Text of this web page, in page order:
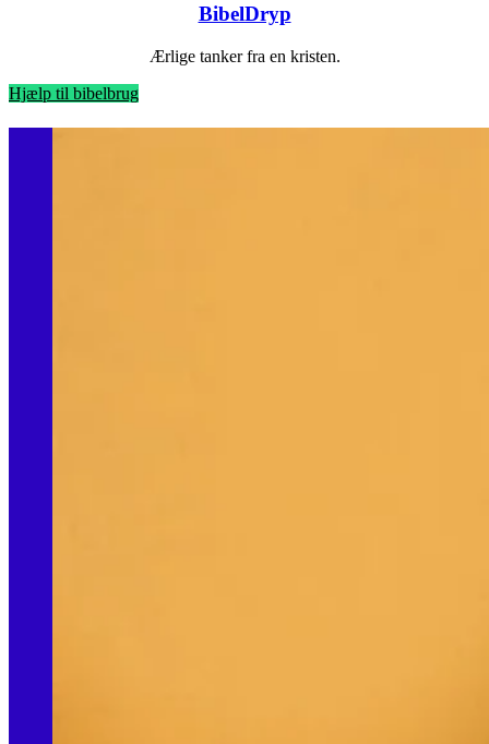
BibelDryp
Ærlige tanker fra en kristen.
Hjælp til bibelbrug